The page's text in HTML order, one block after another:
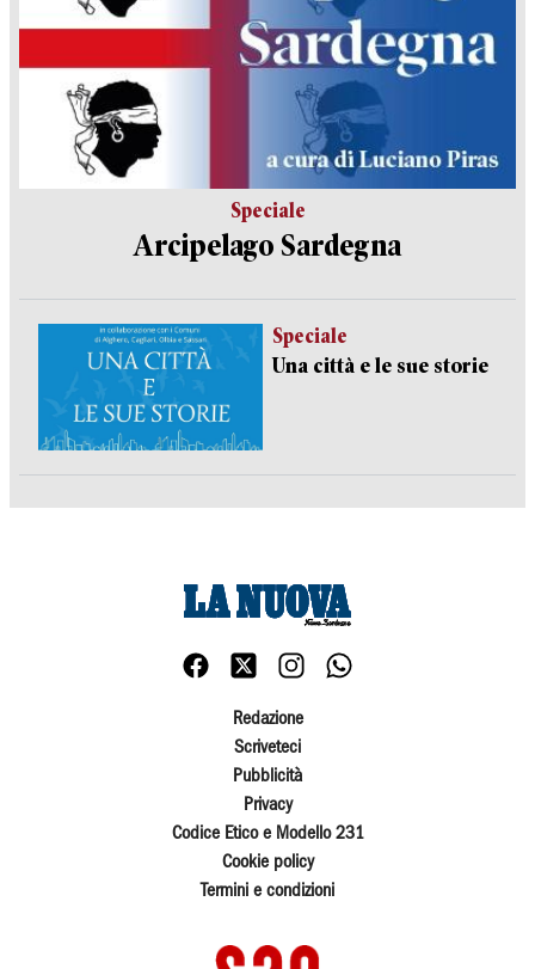
Speciale
Arcipelago Sardegna
Speciale
Una città e le sue storie
Redazione
Scriveteci
Pubblicità
Privacy
Codice Etico e Modello 231
Cookie policy
Termini e condizioni